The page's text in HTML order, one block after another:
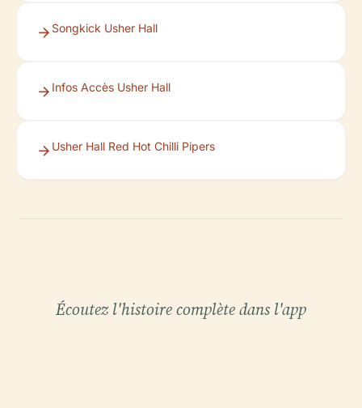
Songkick Usher Hall
Infos Accès Usher Hall
Usher Hall Red Hot Chilli Pipers
Écoutez l'histoire complète dans l'app